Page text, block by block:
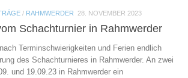
/ RAHMWERDER 28. NOVEMBER 2023
Schachturnier in Rahmwerder
Terminschwierigkeiten und Ferien endlich
des Schachturnieres in Rahmwerder. An zwei
und 19.09.23 in Rahmwerder ein